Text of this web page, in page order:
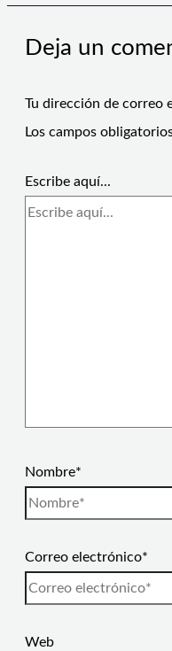
Deja un
Tu dirección de correo
Los campos
Escribe aquí...
Nombre*
Correo electrónico*
Web